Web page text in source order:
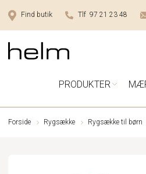
Find butik Tlf 97 21 23 48
PRODUKTER
Forside Rygsække Rygsække til børn